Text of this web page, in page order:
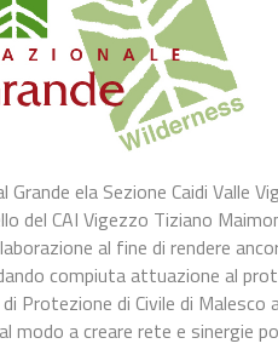
ela Sezione Caidi Valle
del CAI Vigezzo Tiziano
al fine di rendere
compiuta attuazione al
Protezione di Civile di Malesco
modo a creare rete e sinergie